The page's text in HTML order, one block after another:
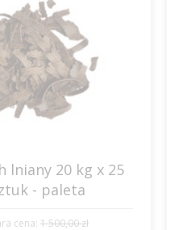
lniany 20 kg x 25
- paleta
cena: 1 500,00 zł